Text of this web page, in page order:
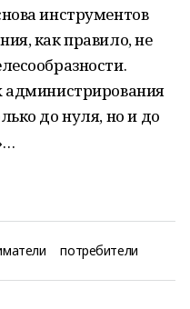
инструментов
как правило, не
администрирования
до нуля, но и до
потребители